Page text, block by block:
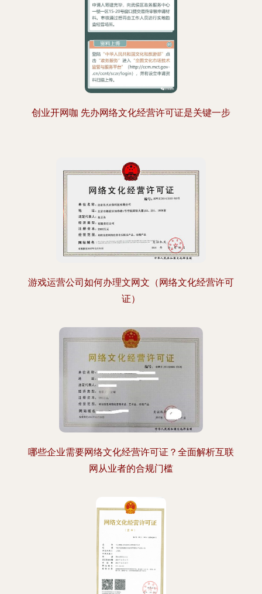
创业开网咖 先办网络文化经营许可证是关键一步
游戏运营公司如何办理文网文（网络文化经营许可
证）
哪些企业需要网络文化经营许可证？全面解析互联
网从业者的合规门槛